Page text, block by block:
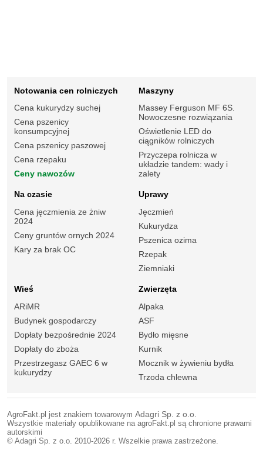
Notowania cen rolniczych
Cena kukurydzy suchej
Cena pszenicy
konsumpcyjnej
Cena pszenicy paszowej
Cena rzepaku
Ceny nawozów
Maszyny
Massey Ferguson MF 6S.
Nowoczesne rozwiązania
Oświetlenie LED do
ciągników rolniczych
Przyczepa rolnicza w
układzie tandem: wady i
zalety
Na czasie
Cena jęczmienia ze żniw
2024
Ceny gruntów ornych 2024
Kary za brak OC
Uprawy
Jęczmień
Kukurydza
Pszenica ozima
Rzepak
Ziemniaki
Wieś
ARiMR
Budynek gospodarczy
Dopłaty bezpośrednie 2024
Dopłaty do zboża
Przestrzegasz GAEC 6 w
kukurydzy
Zwierzęta
Alpaka
ASF
Bydło mięsne
Kurnik
Mocznik w żywieniu bydła
Trzoda chlewna
AgroFakt.pl jest znakiem towarowym Adagri Sp. z o.o.
Wszystkie materiały opublikowane na agroFakt.pl są chronione prawami
autorskimi
© Adagri Sp. z o.o. 2010-2026 r. Wszelkie prawa zastrzeżone.